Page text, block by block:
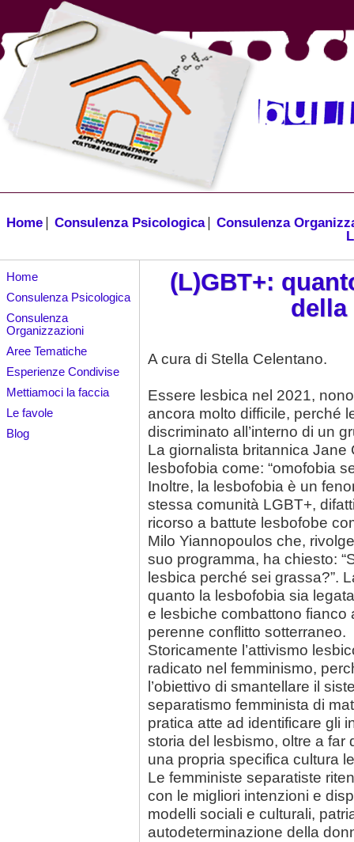
Home Consulenza Psicologica
Consulenza
Home
Consulenza Psicologica
Consulenza
Organizzazioni
Aree Tematiche
Esperienze Condivise
Mettiamoci la faccia
Le favole
Blog
(L)GBT+:
A cura di Stella Celentano.
Essere lesbica nel 2021,
ancora molto difficile, perché
discriminato all’interno di un
La giornalista britannica
lesbofobia come: “omofobia
Inoltre, la lesbofobia è un
stessa comunità LGBT+,
ricorso a battute lesbofobe
Milo Yiannopoulos che,
suo programma, ha chiesto:
lesbica perché sei grassa?”.
quanto la lesbofobia sia
e lesbiche combattono fianco
perenne conflitto sotterraneo.
Storicamente l’attivismo
radicato nel femminismo,
l’obiettivo di smantellare il
separatismo femminista di
pratica atte ad identificare gli
storia del lesbismo, oltre a far
una propria specifica cultura
Le femministe separatiste
con le migliori intenzioni e
modelli sociali e culturali,
autodeterminazione della